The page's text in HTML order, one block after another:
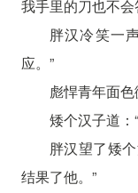
我手里的刀也不会
胖汉冷笑一
应。”
彪悍青年面
矮个汉子道：
胖汉望了矮
结果了他。”